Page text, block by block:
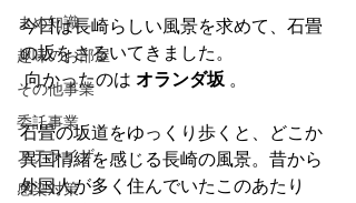
まめ知識
趣味のお部屋
その他事業
委託事業
ステライザ
感染対策
今日は長崎らしい風景を求めて、石畳
の坂をさるいてきました。
向かったのは オランダ坂 。
石畳の坂道をゆっくり歩くと、どこか
異国情緒を感じる長崎の風景。昔から
外国人が多く住んでいたこのあたり